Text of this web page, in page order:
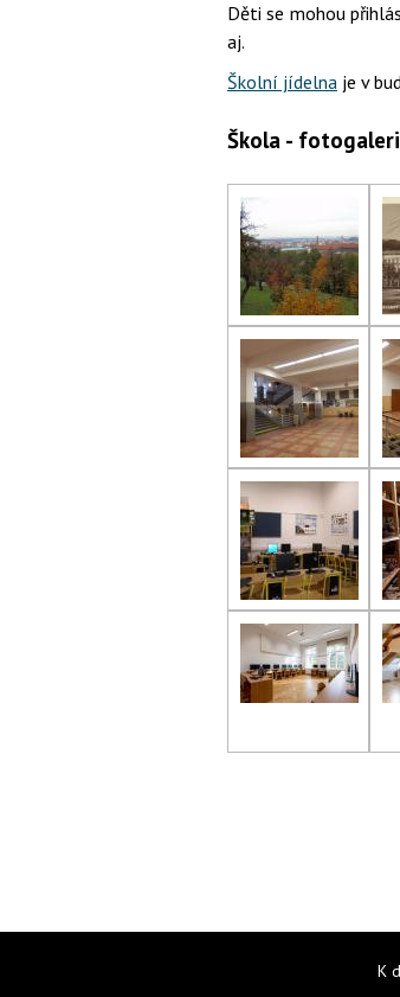
Děti se mohou
aj.
Školní jídelna je v
Škola -
K